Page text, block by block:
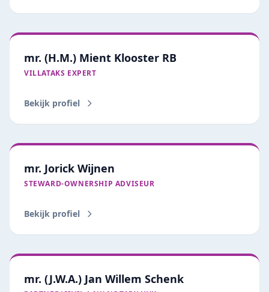
mr. (H.M.) Mient Klooster RB
VILLATAKS EXPERT
Bekijk profiel
mr. Jorick Wijnen
STEWARD‑OWNERSHIP ADVISEUR
Bekijk profiel
mr. (J.W.A.) Jan Willem Schenk